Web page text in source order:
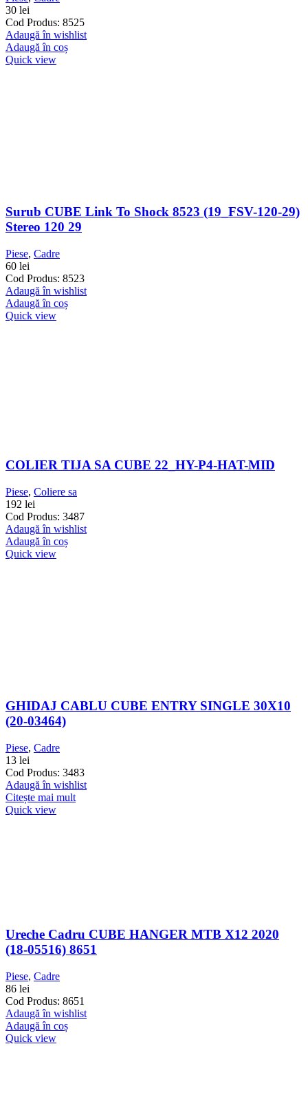
30 lei
Cod Produs: 8525
Adaugă în wishlist
Adaugă în coș
Quick view
Surub CUBE Link To Shock 8523 (19_FSV-120-29)
Stereo 120 29
Piese, Cadre
60 lei
Cod Produs: 8523
Adaugă în wishlist
Adaugă în coș
Quick view
COLIER TIJA SA CUBE 22_HY-P4-HAT-MID
Piese, Coliere sa
192 lei
Cod Produs: 3487
Adaugă în wishlist
Adaugă în coș
Quick view
GHIDAJ CABLU CUBE ENTRY SINGLE 30X10
(20-03464)
Piese, Cadre
13 lei
Cod Produs: 3483
Adaugă în wishlist
Citește mai mult
Quick view
Ureche Cadru CUBE HANGER MTB X12 2020
(18-05516) 8651
Piese, Cadre
86 lei
Cod Produs: 8651
Adaugă în wishlist
Adaugă în coș
Quick view